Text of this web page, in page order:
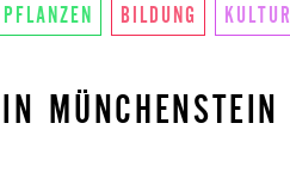
PFLANZEN BILDUNG KULTUR
MÜNCHENSTEIN